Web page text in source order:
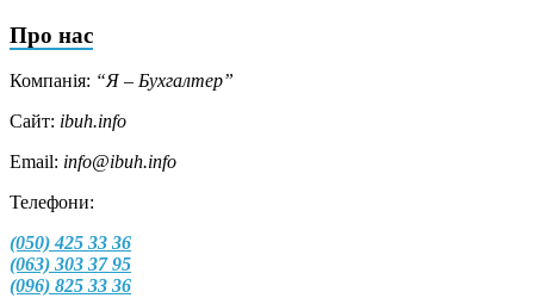
Про нас
Компанія: “Я – Бухгалтер”
Сайт: ibuh.info
Email: info@ibuh.info
Телефони:
(050) 425 33 36
(063) 303 37 95
(096) 825 33 36